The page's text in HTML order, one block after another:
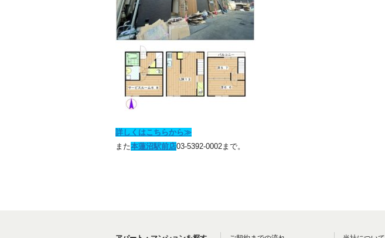
詳しくはこちらから≫
また本蓮沼駅前店03-5392-0002まで。